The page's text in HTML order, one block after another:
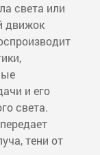
света или
движок
и его
света.
тени от